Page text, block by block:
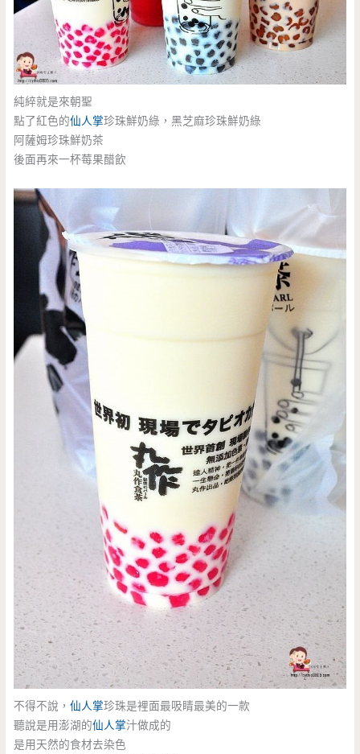
純綷就是來朝聖
點了紅色的仙人掌珍珠鮮奶綠，黑芝麻珍珠鮮奶綠
阿薩姆珍珠鮮奶茶
後面再來一杯莓果醋飲
不得不說，仙人掌珍珠是裡面最吸睛最美的一款
聽說是用澎湖的仙人掌汁做成的
是用天然的食材去染色